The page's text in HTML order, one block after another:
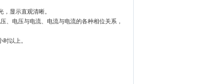
显示直观清晰。
、电压与电流、电流与电流的各种相位关系，
以上。